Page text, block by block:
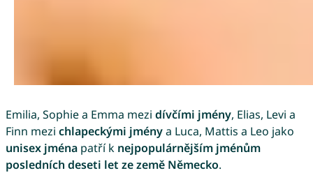
Emilia, Sophie a Emma mezi dívčími jmény, Elias, Levi a
Finn mezi chlapeckými jménya Luca, Mattis a Leo jako
unisex jménapatří k nejpopulárnějším jménům
posledních deseti let ze země Německo.